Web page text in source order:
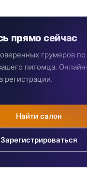
прямо сейчас
грумеров по
питомца.
регистрации.
Найти салон
Зарегистрироваться